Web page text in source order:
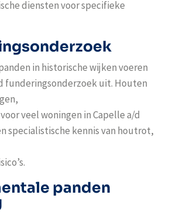
diensten voor specifieke
in historische wijken voeren
funderingsonderzoek uit. Houten
veel woningen in Capelle a/d
specialistische kennis van houtrot,
panden